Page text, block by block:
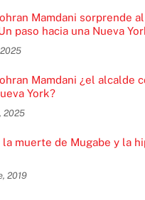
Mamdani sorprende
paso hacia una Nueva
Mamdani ¿el alcalde
York?
2025
la muerte de Mugabe y la
2019